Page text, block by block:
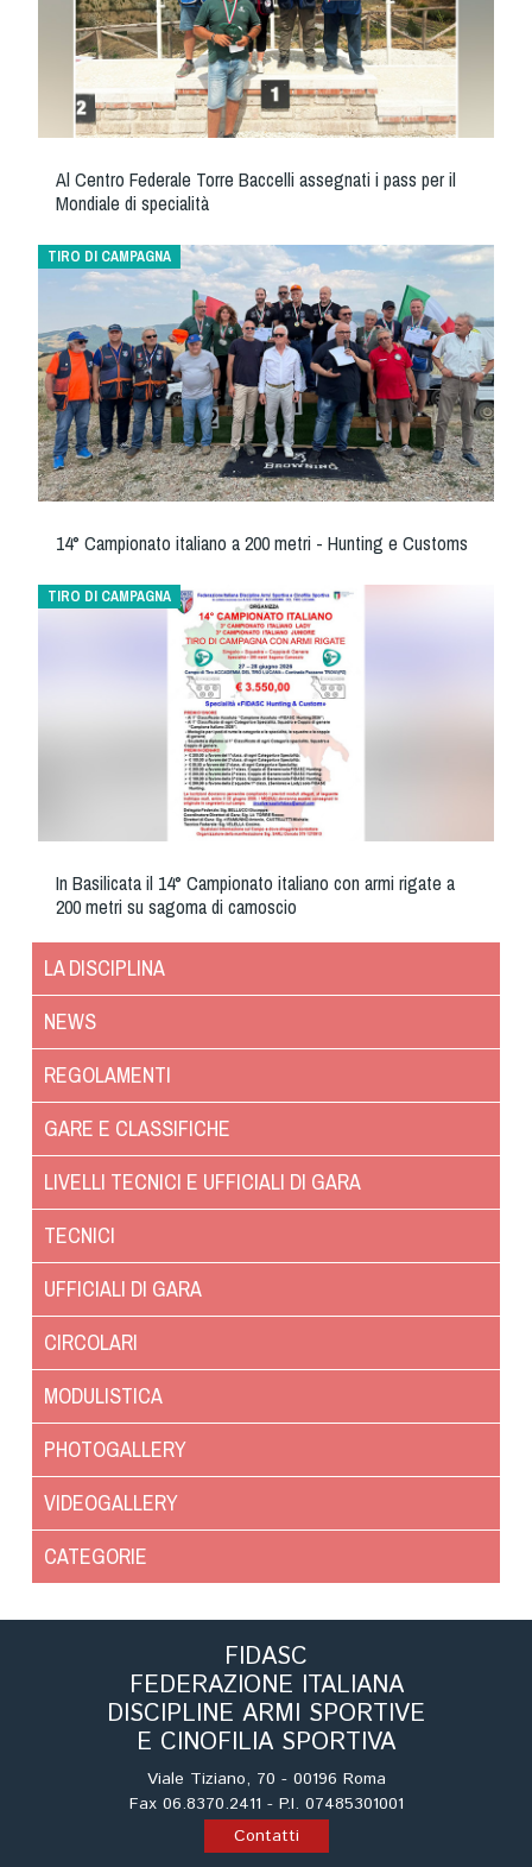
Al Centro Federale Torre Baccelli assegnati i pass per il
Mondiale di specialità
TIRO DI CAMPAGNA
14° Campionato italiano a 200 metri - Hunting e Customs
TIRO DI CAMPAGNA
In Basilicata il 14° Campionato italiano con armi rigate a
200 metri su sagoma di camoscio
LA DISCIPLINA
NEWS
REGOLAMENTI
GARE E CLASSIFICHE
LIVELLI TECNICI E UFFICIALI DI GARA
TECNICI
UFFICIALI DI GARA
CIRCOLARI
MODULISTICA
PHOTOGALLERY
VIDEOGALLERY
CATEGORIE
FIDASC
FEDERAZIONE ITALIANA
DISCIPLINE ARMI SPORTIVE
E CINOFILIA SPORTIVA
Viale Tiziano, 70 - 00196 Roma
Fax 06.8370.2411 - P.I. 07485301001
Contatti
Softair
Cinofilia Sportiva
Agility
DiscDog
Dog Trail
Dog Triathlon
Hoopers
Mantrailing
Nosework
Obedience
Rally Obedience
Retriever Sport
Ricerca Tartufo
Sport acquatici
Treibball
Ipo Delta
Freestyle
Protezione civile Sportiva
Cinofilia Venatoria
Sleddog